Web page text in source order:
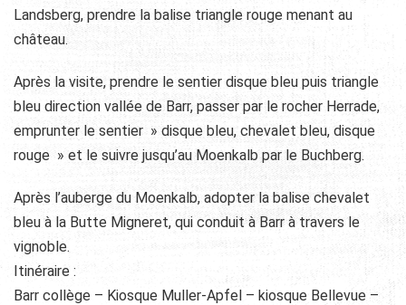
Landsberg, prendre la balise triangle rouge menant au
château.
Après la visite, prendre le sentier disque bleu puis triangle
bleu direction vallée de Barr, passer par le rocher Herrade,
emprunter le sentier » disque bleu, chevalet bleu, disque
rouge » et le suivre jusqu’au Moenkalb par le Buchberg.
Après l’auberge du Moenkalb, adopter la balise chevalet
bleu à la Butte Migneret, qui conduit à Barr à travers le
vignoble.
Itinéraire :
Barr collège – Kiosque Muller-Apfel – kiosque Bellevue –